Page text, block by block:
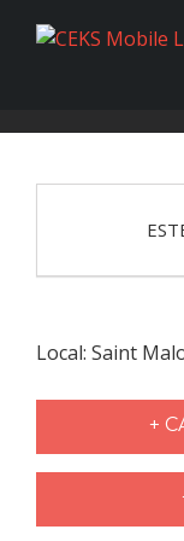
Local: Saint
+